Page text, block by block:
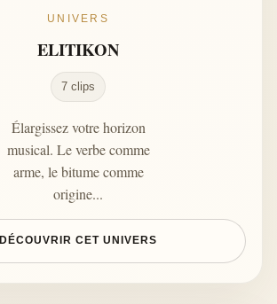
UNIVERS
ELITIKON
7 clips
Élargissez votre horizon
musical. Le verbe comme
arme, le bitume comme
origine...
DÉCOUVRIR CET UNIVERS